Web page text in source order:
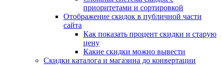
приоритетами и сортировкой
Отображение скидок в публичной части
сайта
Как показать процент скидки и старую
цену
Какие скидки можно вывести
Скидки каталога и магазина до конвертации